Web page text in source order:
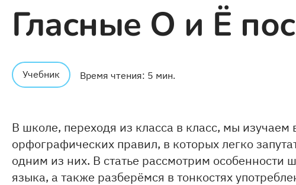
Гласные О и Ё
Учебник Время чтения: 5 мин.
В школе, переходя из класса в класс, мы
орфографических правил, в которых легко
одним из них. В статье рассмотрим особенности
языка, а также разберёмся в тонкостях